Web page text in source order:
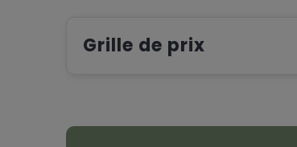
Grille de prix